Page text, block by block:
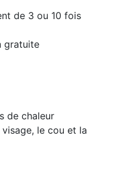
de 3 ou 10 fois
gratuite
de chaleur
le cou et la